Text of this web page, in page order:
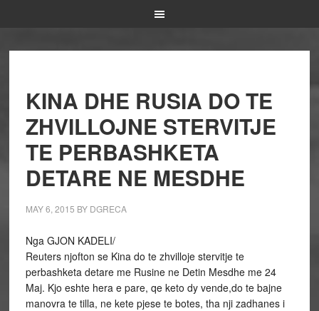
KINA DHE RUSIA DO TE
ZHVILLOJNE STERVITJE
TE PERBASHKETA
DETARE NE MESDHE
MAY 6, 2015 BY DGRECA
Nga GJON KADELI/
Reuters njofton se Kina do te zhvilloje stervitje te
perbashketa detare me Rusine ne Detin Mesdhe me 24
Maj. Kjo eshte hera e pare, qe keto dy vende,do te bajne
manovra te tilla, ne kete pjese te botes, tha nji zadhanes i